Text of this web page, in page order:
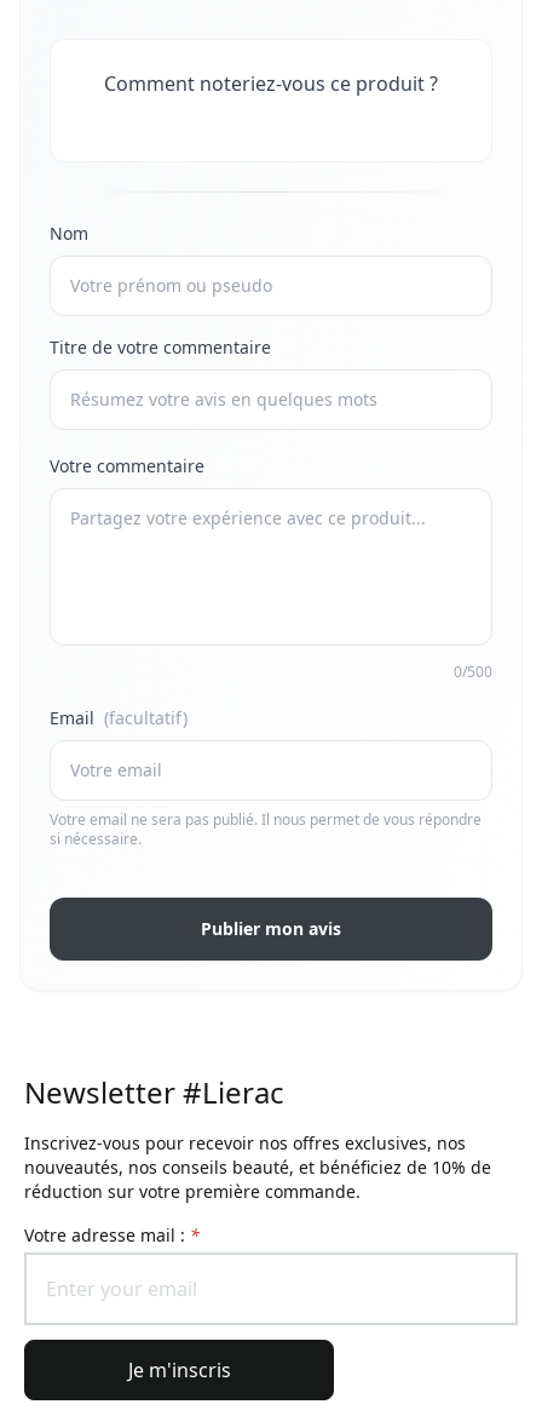
Comment noteriez-vous ce produit ?
Nom
Titre de votre commentaire
Votre commentaire
0/500
Email (facultatif)
Votre email ne sera pas publié. Il nous permet de vous répondre
si nécessaire.
Publier mon avis
Newsletter #Lierac
Inscrivez-vous pour recevoir nos offres exclusives, nos
nouveautés, nos conseils beauté, et bénéficiez de 10% de
réduction sur votre première commande.
Votre adresse mail : *
Je m'inscris